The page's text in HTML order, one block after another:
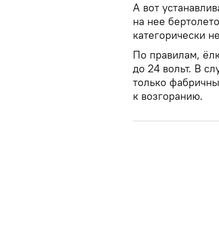
А вот
на нее
категорически
По правилам,
до 24 вольт. В
только
к возгоранию.